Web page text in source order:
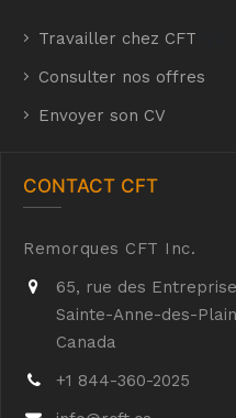
Travailler chez CFT
Consulter nos offres
Envoyer son CV
CONTACT CFT
Remorques CFT Inc.
65, rue des
Sainte-Anne-des-
Canada
+1 844-360-2025